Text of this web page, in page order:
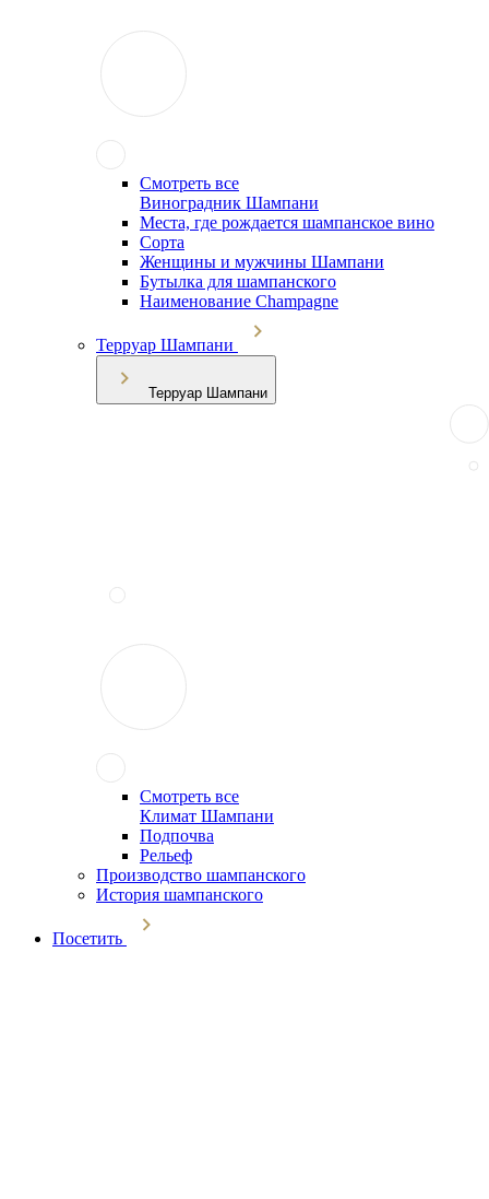
Смотреть все
Виноградник Шампани
Места, где рождается шампанское вино
Сорта
Женщины и мужчины Шампани
Бутылка для шампанского
Наименование Champagne
Терруар Шампани
Терруар Шампани
Смотреть все
Климат Шампани
Подпочва
Рельеф
Производство шампанского
История шампанского
Посетить